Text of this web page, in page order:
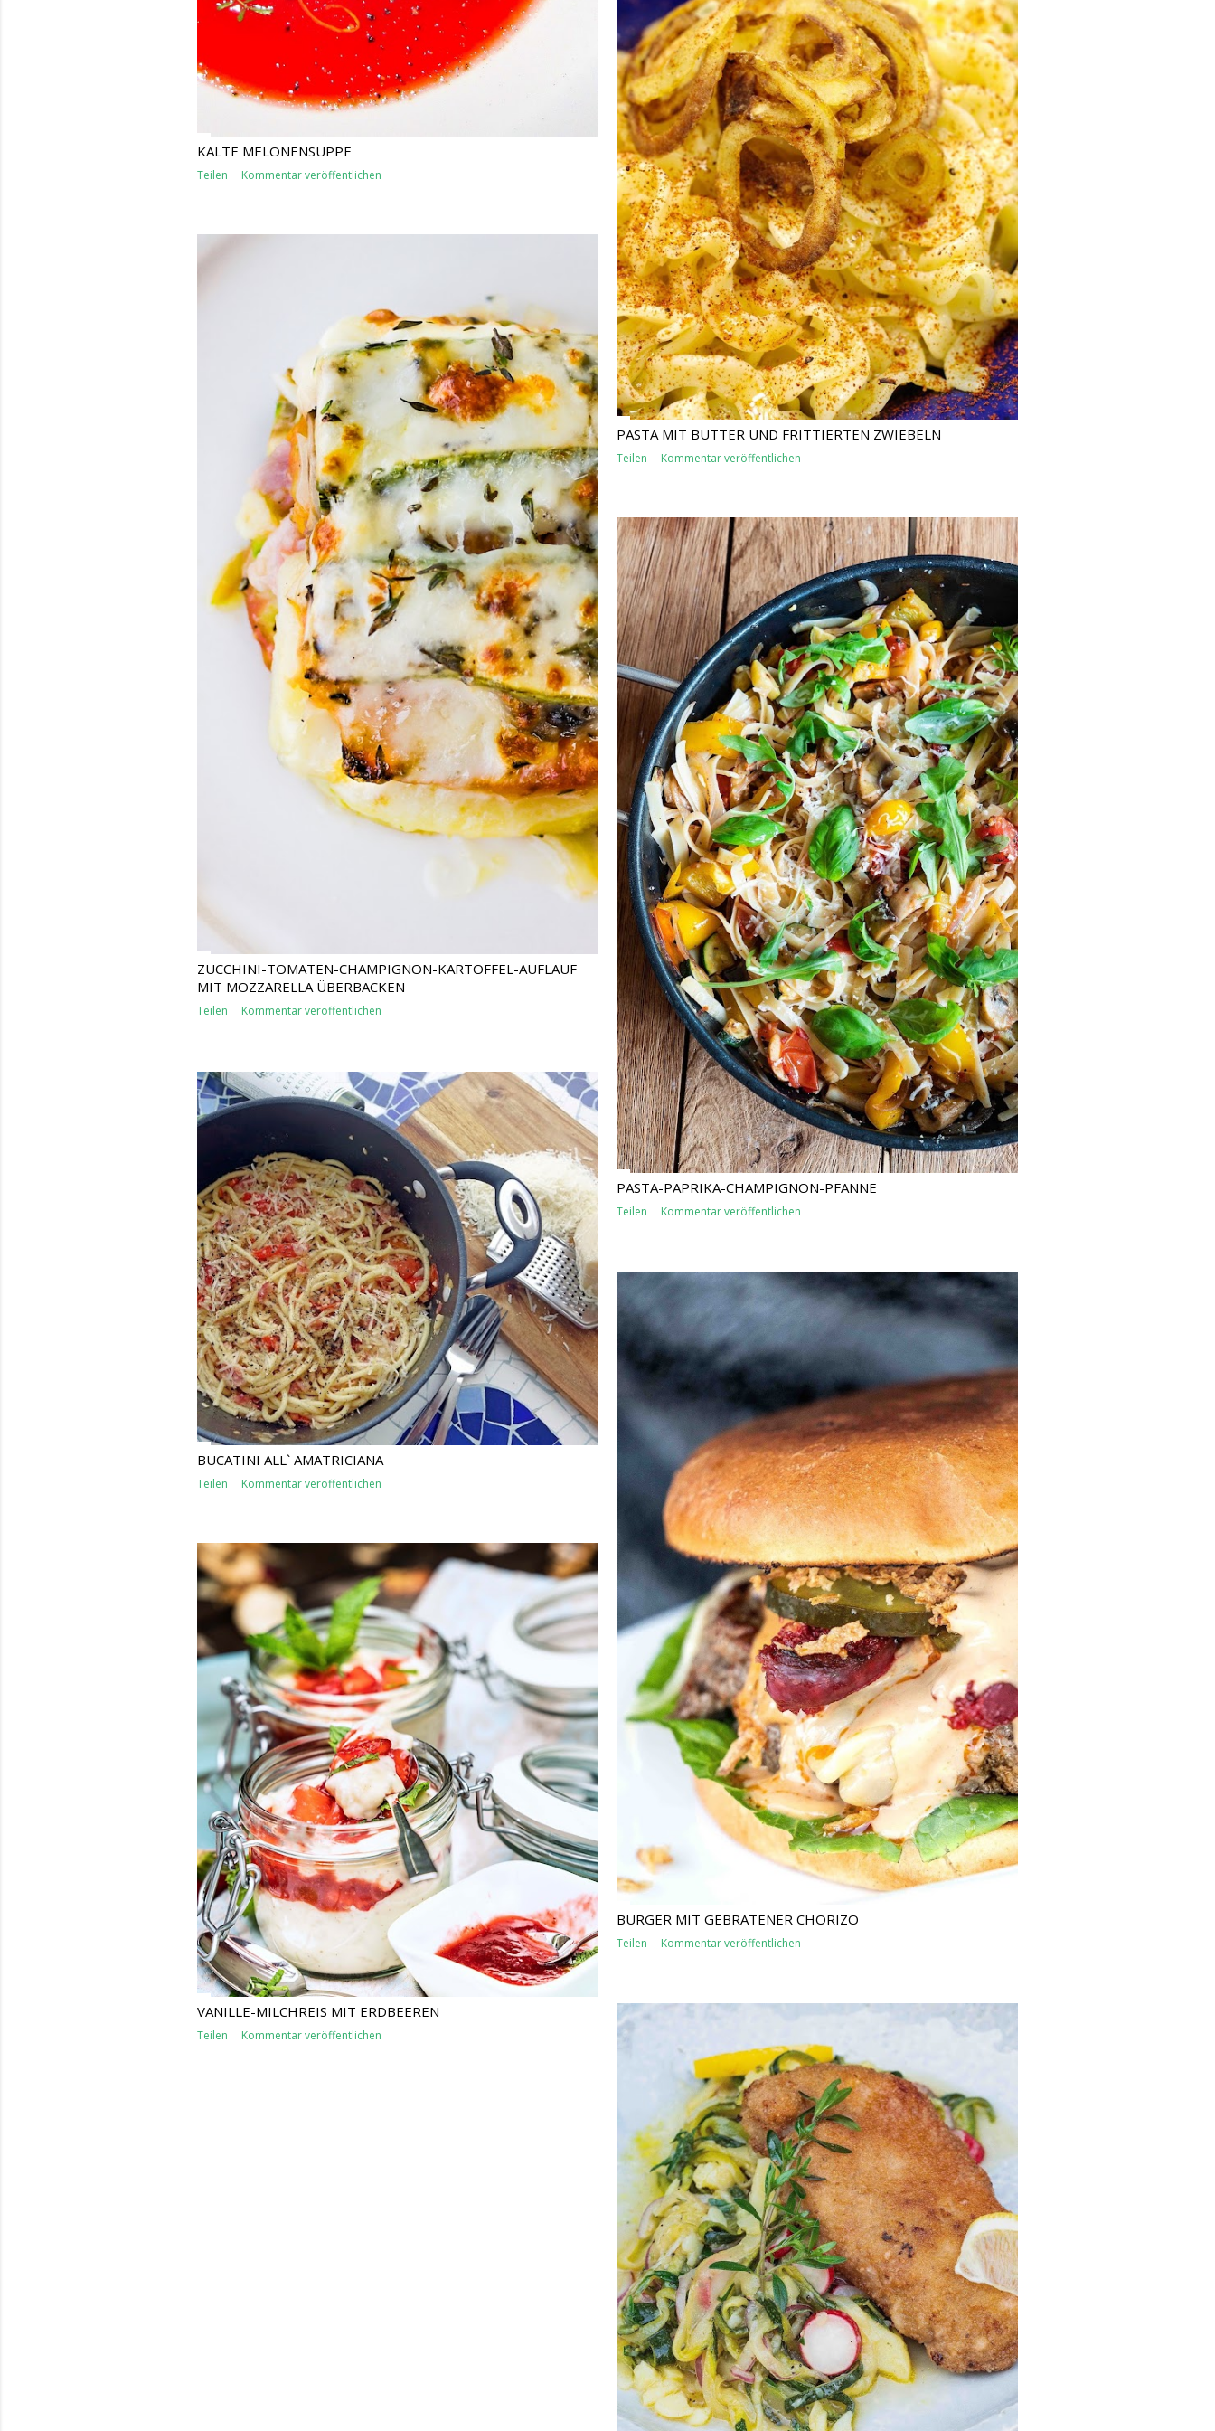
KALTE MELONENSUPPE
Teilen Kommentar veröffentlichen
PASTA MIT BUTTER UND FRITTIERTEN ZWIEBELN
Teilen Kommentar veröffentlichen
ZUCCHINI-TOMATEN-CHAMPIGNON-KARTOFFEL-AUFLAUF
MIT MOZZARELLA ÜBERBACKEN
Teilen Kommentar veröffentlichen
PASTA-PAPRIKA-CHAMPIGNON-PFANNE
Teilen Kommentar veröffentlichen
BUCATINI ALL` AMATRICIANA
Teilen Kommentar veröffentlichen
BURGER MIT GEBRATENER CHORIZO
Teilen Kommentar veröffentlichen
VANILLE-MILCHREIS MIT ERDBEEREN
Teilen Kommentar veröffentlichen